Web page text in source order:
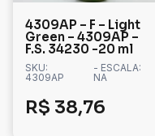
4309AP – F – Light
Green – 4309AP –
F.S. 34230 -20 ml
SKU:
4309AP
- ESCALA:
NA
R$ 38,76